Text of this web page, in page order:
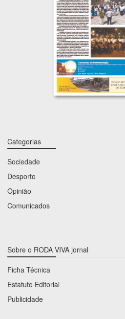
Categorias
Sociedade
Desporto
Opinião
Comunicados
Sobre o RODA VIVA jornal
Ficha Técnica
Estatuto Editorial
Publicidade